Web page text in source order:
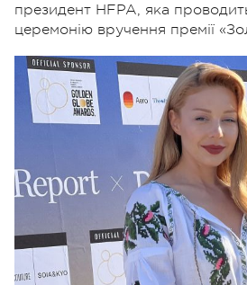
президент HFPA, яка
церемонію вручення премії